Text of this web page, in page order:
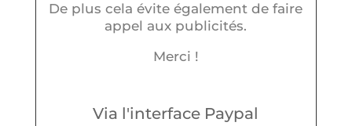
De plus cela évite également de faire
appel aux publicités.
Merci !
Via l'interface Paypal